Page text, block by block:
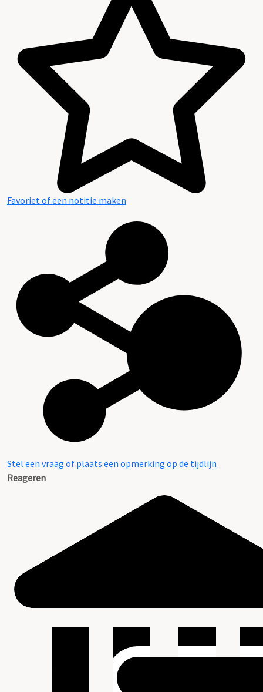
Favoriet of een notitie maken
Stel een vraag of plaats een opmerking op de tijdlijn
Reageren